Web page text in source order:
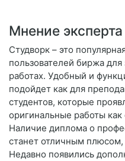
Мнение эксперта
Студворк – это
пользователей биржа для
работах. Удобный и
подойдет как для
студентов, которые
оригинальные работы как
Наличие диплома о
станет отличным
Недавно появились